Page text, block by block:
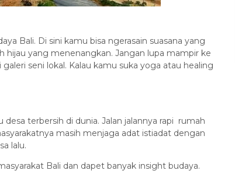
Bali. Di sini kamu bisa ngerasain suasana yang
yang menenangkan. Jangan lupa mampir ke
seni lokal. Kalau kamu suka yoga atau healing
desa terbersih di dunia. Jalan jalannya rapi rumah
masih menjaga adat istiadat dengan
lalu.
Bali dan dapet banyak insight budaya.
*Mulai Rp 475.000